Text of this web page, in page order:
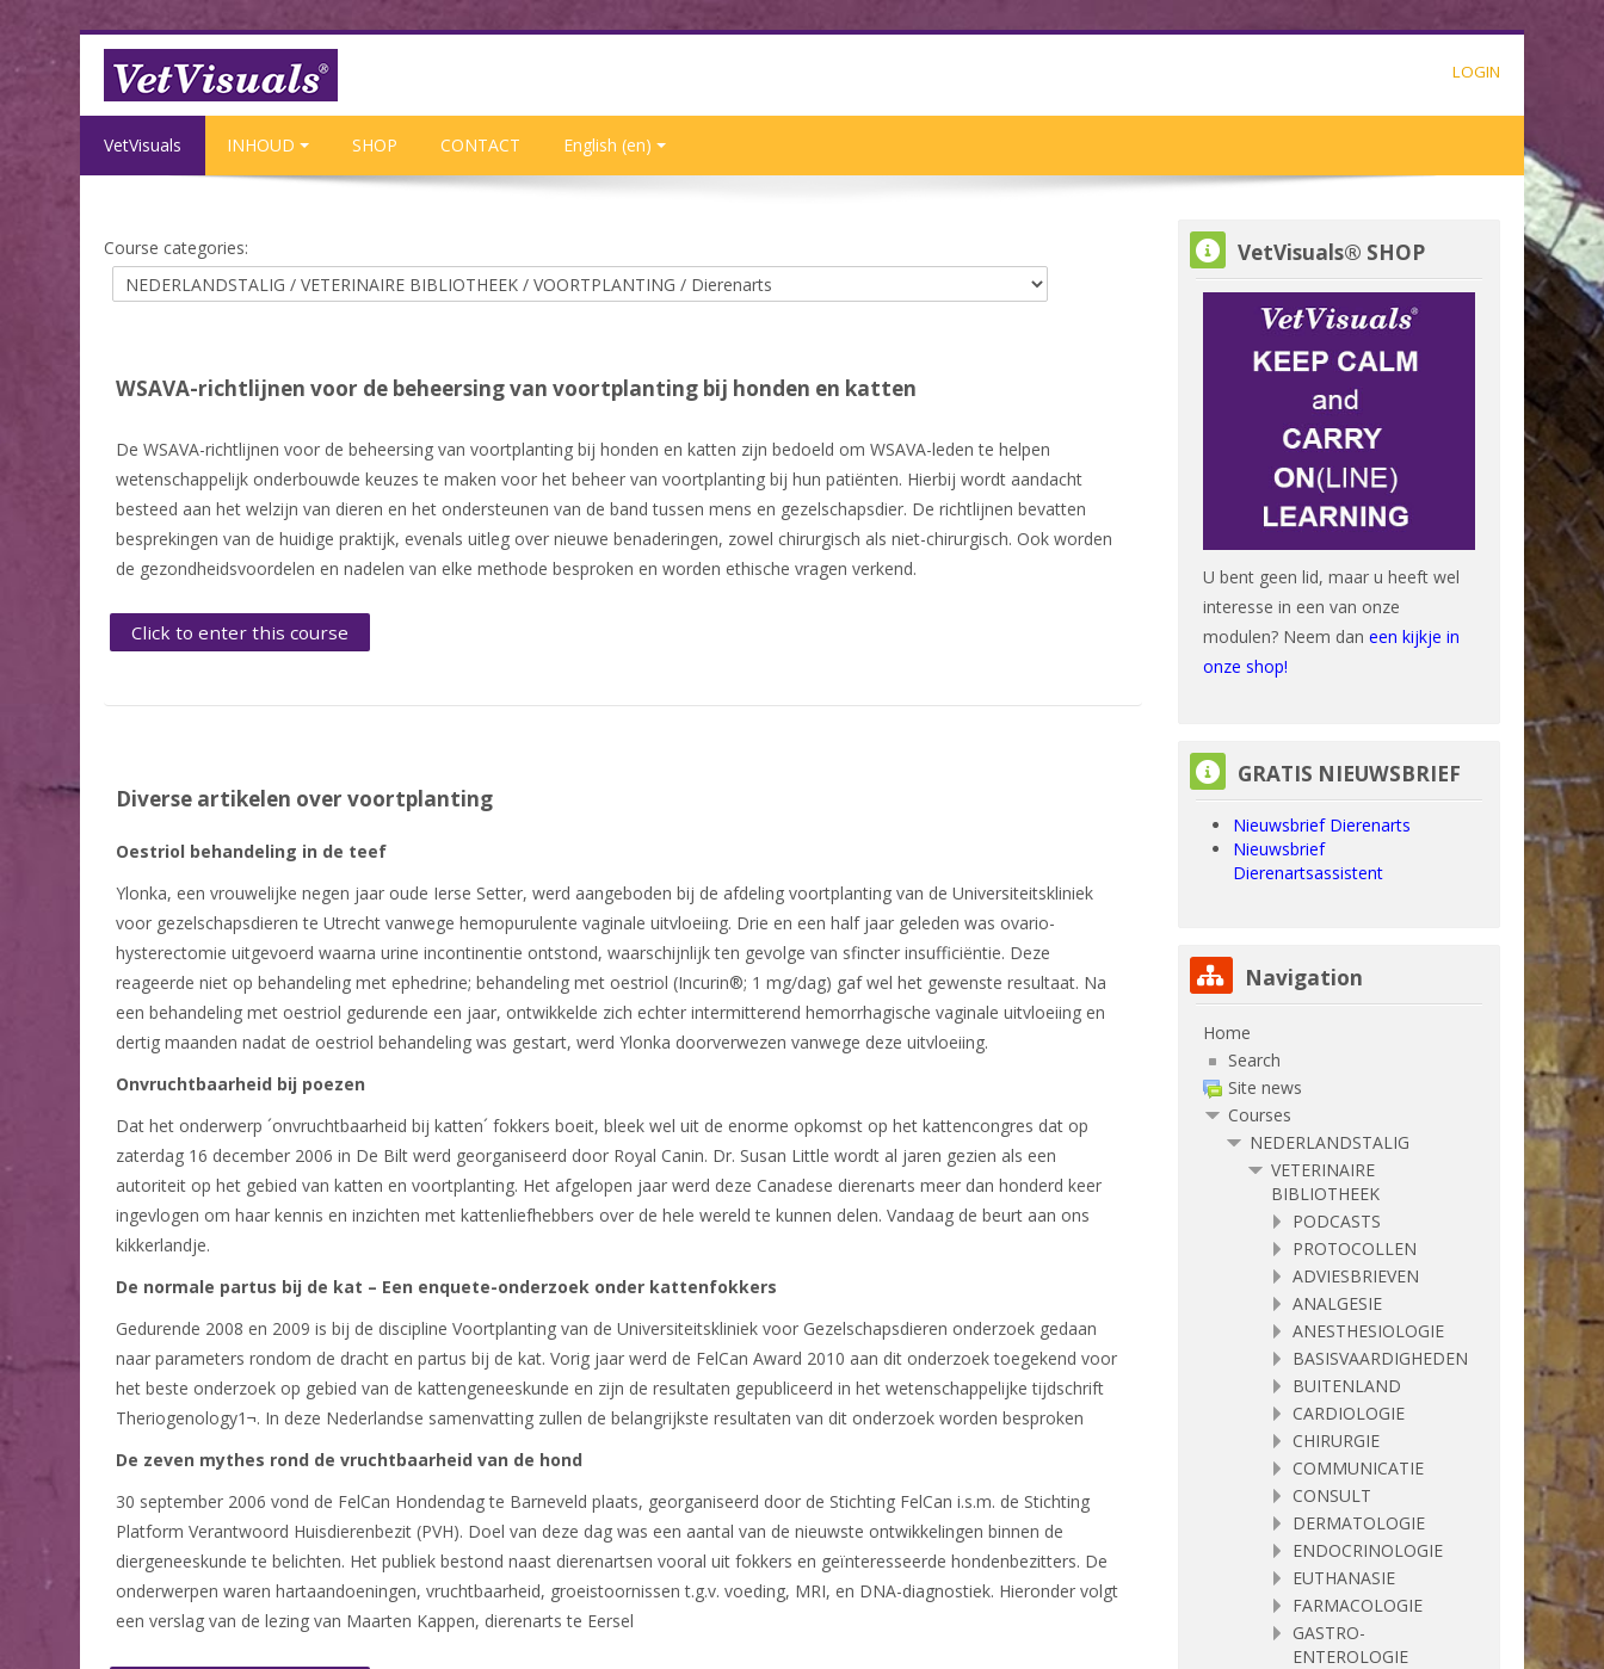
Skip to main content
LOGIN
VetVisuals INHOUD SHOP CONTACT English ‎(en)‎
Course categories:
WSAVA-richtlijnen voor de beheersing van voortplanting bij honden en katten
De WSAVA-richtlijnen voor de beheersing van voortplanting bij honden en katten zijn bedoeld om WSAVA-leden te helpen
wetenschappelijk onderbouwde keuzes te maken voor het beheer van voortplanting bij hun patiënten. Hierbij wordt aandacht
besteed aan het welzijn van dieren en het ondersteunen van de band tussen mens en gezelschapsdier. De richtlijnen bevatten
besprekingen van de huidige praktijk, evenals uitleg over nieuwe benaderingen, zowel chirurgisch als niet-chirurgisch. Ook worden
de gezondheidsvoordelen en nadelen van elke methode besproken en worden ethische vragen verkend.
Click to enter this course
Diverse artikelen over voortplanting
Oestriol behandeling in de teef
Ylonka, een vrouwelijke negen jaar oude Ierse Setter, werd aangeboden bij de afdeling voortplanting van de Universiteitskliniek
voor gezelschapsdieren te Utrecht vanwege hemopurulente vaginale uitvloeiing. Drie en een half jaar geleden was ovario-
hysterectomie uitgevoerd waarna urine incontinentie ontstond, waarschijnlijk ten gevolge van sfincter insufficiëntie. Deze
reageerde niet op behandeling met ephedrine; behandeling met oestriol (Incurin®; 1 mg/dag) gaf wel het gewenste resultaat. Na
een behandeling met oestriol gedurende een jaar, ontwikkelde zich echter intermitterend hemorrhagische vaginale uitvloeiing en
dertig maanden nadat de oestriol behandeling was gestart, werd Ylonka doorverwezen vanwege deze uitvloeiing.
Onvruchtbaarheid bij poezen
Dat het onderwerp ´onvruchtbaarheid bij katten´ fokkers boeit, bleek wel uit de enorme opkomst op het kattencongres dat op
zaterdag 16 december 2006 in De Bilt werd georganiseerd door Royal Canin. Dr. Susan Little wordt al jaren gezien als een
autoriteit op het gebied van katten en voortplanting. Het afgelopen jaar werd deze Canadese dierenarts meer dan honderd keer
ingevlogen om haar kennis en inzichten met kattenliefhebbers over de hele wereld te kunnen delen. Vandaag de beurt aan ons
kikkerlandje.
De normale partus bij de kat – Een enquete-onderzoek onder kattenfokkers
Gedurende 2008 en 2009 is bij de discipline Voortplanting van de Universiteitskliniek voor Gezelschapsdieren onderzoek gedaan
naar parameters rondom de dracht en partus bij de kat. Vorig jaar werd de FelCan Award 2010 aan dit onderzoek toegekend voor
het beste onderzoek op gebied van de kattengeneeskunde en zijn de resultaten gepubliceerd in het wetenschappelijke tijdschrift
Theriogenology1¬. In deze Nederlandse samenvatting zullen de belangrijkste resultaten van dit onderzoek worden besproken
De zeven mythes rond de vruchtbaarheid van de hond
30 september 2006 vond de FelCan Hondendag te Barneveld plaats, georganiseerd door de Stichting FelCan i.s.m. de Stichting
Platform Verantwoord Huisdierenbezit (PVH). Doel van deze dag was een aantal van de nieuwste ontwikkelingen binnen de
diergeneeskunde te belichten. Het publiek bestond naast dierenartsen vooral uit fokkers en geïnteresseerde hondenbezitters. De
onderwerpen waren hartaandoeningen, vruchtbaarheid, groeistoornissen t.g.v. voeding, MRI, en DNA-diagnostiek. Hieronder volgt
een verslag van de lezing van Maarten Kappen, dierenarts te Eersel
Skip VetVisuals® SHOP
VetVisuals® SHOP
U bent geen lid, maar u heeft wel
interesse in een van onze
modulen? Neem dan een kijkje in
onze shop!
Skip GRATIS NIEUWSBRIEF
GRATIS NIEUWSBRIEF
Nieuwsbrief Dierenarts
Nieuwsbrief
Dierenartsassistent
Skip Navigation
Navigation
Home
Search
Site news
Courses
NEDERLANDSTALIG
VETERINAIRE
BIBLIOTHEEK
PODCASTS
PROTOCOLLEN
ADVIESBRIEVEN
ANALGESIE
ANESTHESIOLOGIE
BASISVAARDIGHEDEN
BUITENLAND
CARDIOLOGIE
CHIRURGIE
COMMUNICATIE
CONSULT
DERMATOLOGIE
ENDOCRINOLOGIE
EUTHANASIE
FARMACOLOGIE
GASTRO-
ENTEROLOGIE